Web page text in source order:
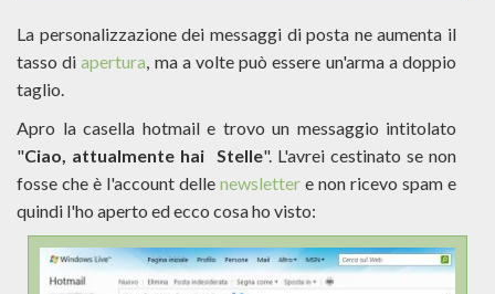
La personalizzazione dei messaggi di posta ne aumenta il
tasso diapertura , ma a volte può essere un'arma a doppio
taglio.
Apro la casella hotmail e trovo un messaggio intitolato
"Ciao, attualmente hai Stelle". L'avrei cestinato se non
fosse che è l'account delle newsletter e non ricevo spam e
quindi l'ho aperto ed ecco cosa ho visto: